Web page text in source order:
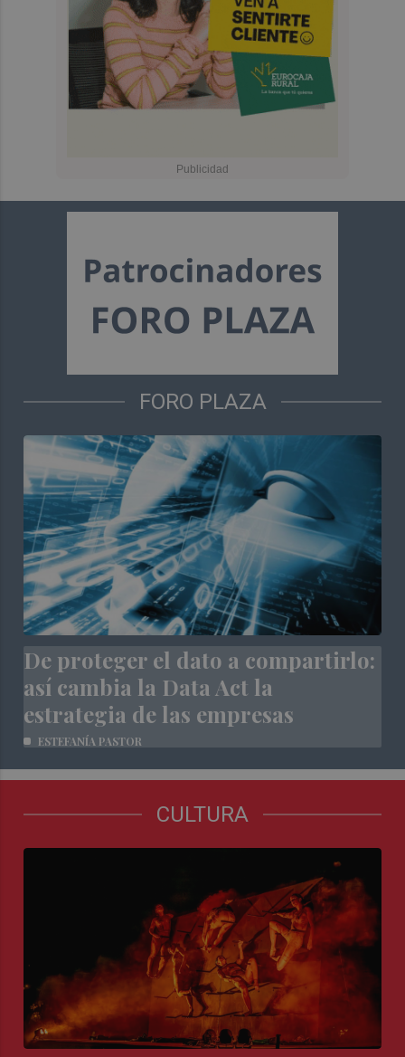
FORO PLAZA
De proteger el dato a compartirlo:
así cambia la Data Act la
estrategia de las empresas
ESTEFANÍA PASTOR
CULTURA